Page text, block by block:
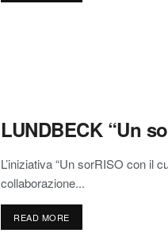
LUNDBECK “Un
L’iniziativa “Un sorRISO con il
collaborazione...
READ MORE